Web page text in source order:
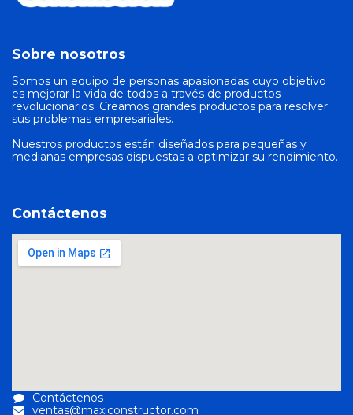
Sobre nosotros
Somos un equipo de personas apasionadas cuyo objetivo
es mejorar la vida de todos a través de productos
revolucionarios. Creamos grandes productos para resolver
sus problemas empresariales.
Nuestros productos están diseñados para pequeñas y
medianas empresas dispuestas a optimizar su rendimiento.
Contáctenos
Contáctenos
ventas@maxiconstructor.com